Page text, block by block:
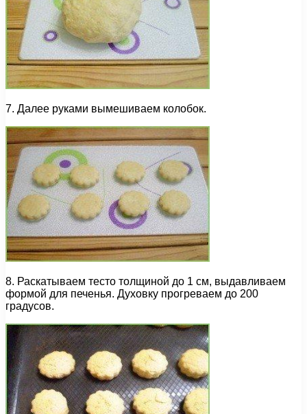
7. Далее руками вымешиваем колобок.
8. Раскатываем тесто толщиной до 1 см, выдавливаем
формой для печенья. Духовку прогреваем до 200
градусов.